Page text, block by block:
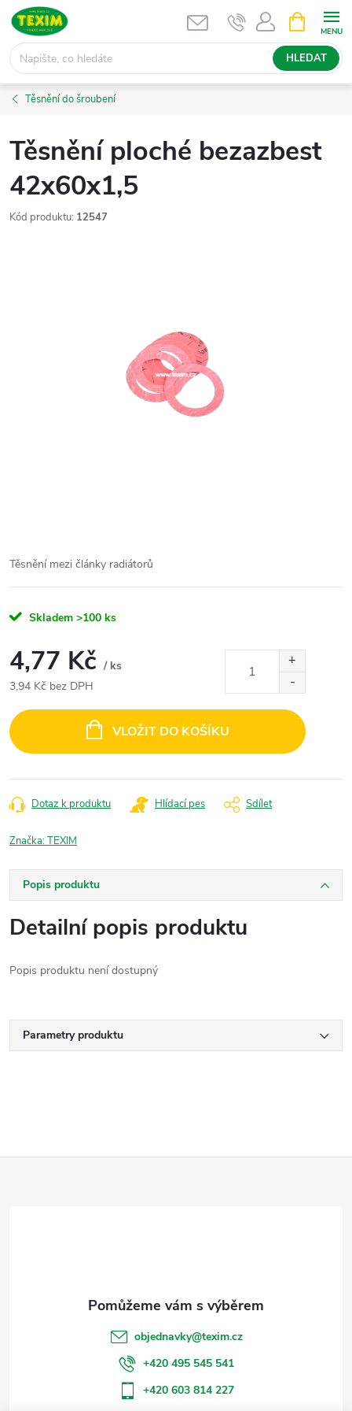
Přejít
obsah
HLEDAT
NÁKUPNÍ
KOŠÍK
Těsnění do šroubení
Těsnění ploché bezazbest
42x60x1,5
Kód produktu: 12547
Těsnění mezi články radiátorů
Skladem >100 ks
4,77 Kč / ks
3,94 Kč bez DPH
cena:
VLOŽIT DO KOŠÍKU
Dotaz k produktu Hlídací pes Sdílet
Značka:TEXIM
Popis produktu
Detailní popis produktu
Popis produktu není dostupný
Parametry produktu
objednavky@texim.cz
+420 495 545 541
+420 603 814 227